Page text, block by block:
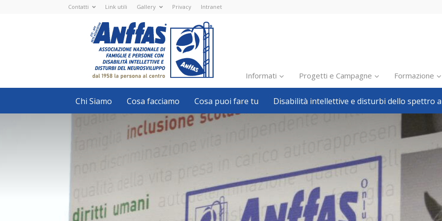
Contatti Link utili Gallery Privacy Intranet
Nazionale
ETS
-
APS
Associazione
Nazionale
di
Famiglie
e
con
disabilità
intellettive
neurosviluppo
Informati
Inclusione scolastica
Inclusione lavorativa
Politiche sociali
Pillole
Formazione
Avvisi, bandi
Welfare locale
Progetti e Campagne Formazione
Chi Siamo Cosa facciamo Cosa puoi fare tu Disabilità intellettive e disturbi dello spettro